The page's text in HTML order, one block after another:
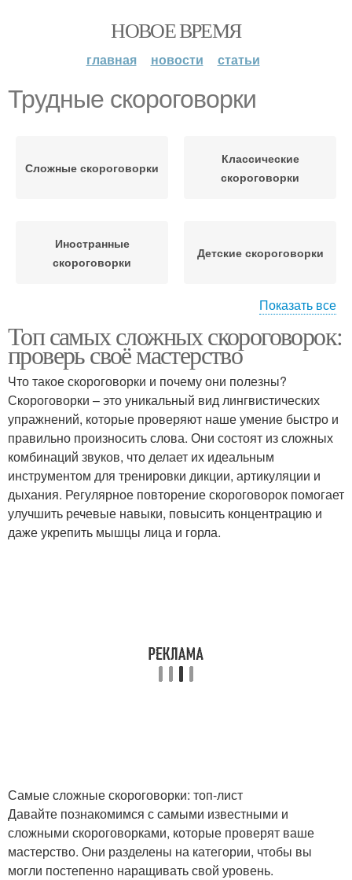
НОВОЕ ВРЕМЯ
главная новости статьи
Трудные скороговорки
Сложные скороговорки
Классические
скороговорки
Иностранные
скороговорки
Детские скороговорки
улучшения
Смешные скороговорки
Длинные скороговорки
Скороговорки для
чистой дикции
Скороговорки по
уровню
Сложная скороговорка
Показать все
Топ самых сложных скороговорок:
проверь своё мастерство
Что такое скороговорки и почему они полезны?
Скороговорки – это уникальный вид лингвистических
упражнений, которые проверяют наше умение быстро и
правильно произносить слова. Они состоят из сложных
комбинаций звуков, что делает их идеальным
инструментом для тренировки дикции, артикуляции и
дыхания. Регулярное повторение скороговорок помогает
улучшить речевые навыки, повысить концентрацию и
даже укрепить мышцы лица и горла.
Самые сложные скороговорки: топ-лист
Давайте познакомимся с самыми известными и
сложными скороговорками, которые проверят ваше
мастерство. Они разделены на категории, чтобы вы
могли постепенно наращивать свой уровень.